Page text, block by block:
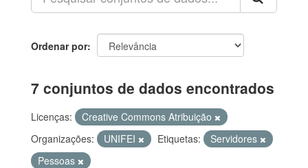
Ordenar por
7 conjuntos de dados encontrados
Licenças:
Creative Commons Atribuição
Organizações:
UNIFEI Etiquetas:
Servidores
Pessoas